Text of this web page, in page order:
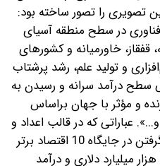
تصویری را تصور ساخته بود:
در سطح منطقه آسیای
خاورمیانه و کشورهای
و تولید علم، رشد پرشتاب
سطح درآمد سرانه و رسیدن به
و مؤثر با جهان بر‌اساس
که در قالب اعداد و
ارقام چنین معنا شده بود: «قرارگرفتن در جایگاه 10 اقتصاد برتر
میلیارد دلاری و درآمد